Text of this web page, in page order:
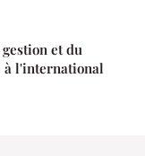
et du
à l'international